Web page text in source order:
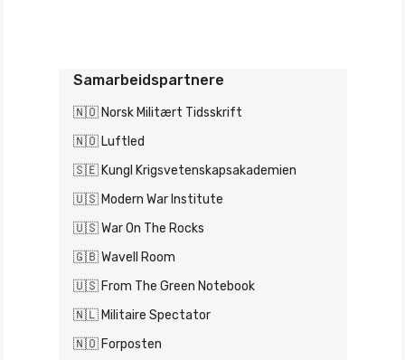
Samarbeidspartnere
🇳🇴 Norsk Militært Tidsskrift
🇳🇴 Luftled
🇸🇪 Kungl Krigsvetenskapsakademien
🇺🇸 Modern War Institute
🇺🇸 War On The Rocks
🇬🇧 Wavell Room
🇺🇸 From The Green Notebook
🇳🇱 Militaire Spectator
🇳🇴 Forposten